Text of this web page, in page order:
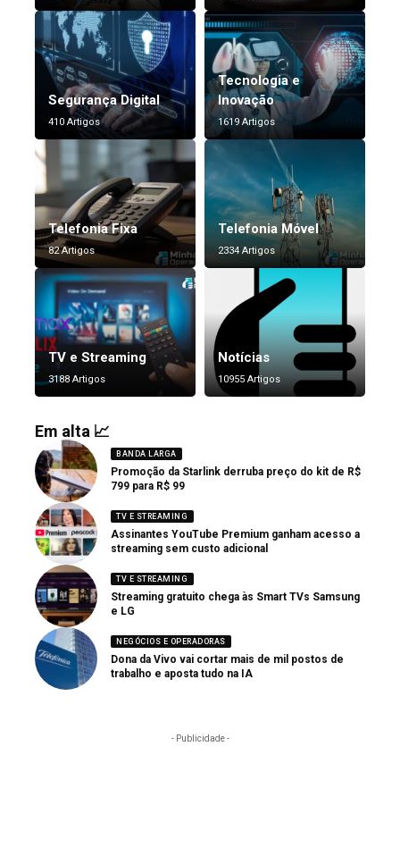
Segurança Digital
410 Artigos
Tecnologia e
Inovação
1619 Artigos
Telefonia Fixa
82 Artigos
Telefonia Móvel
2334 Artigos
TV e Streaming
3188 Artigos
Notícias
10955 Artigos
Em alta 📈
BANDA LARGA
Promoção da Starlink derruba preço do kit de R$
799 para R$ 99
TV E STREAMING
Assinantes YouTube Premium ganham acesso a
streaming sem custo adicional
TV E STREAMING
Streaming gratuito chega às Smart TVs Samsung
e LG
NEGÓCIOS E OPERADORAS
Dona da Vivo vai cortar mais de mil postos de
trabalho e aposta tudo na IA
- Publicidade -